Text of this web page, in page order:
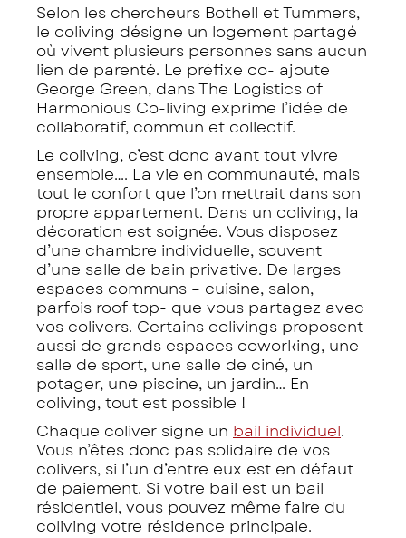
Selon les chercheurs Bothell et Tummers,
le coliving désigne un logement partagé
où vivent plusieurs personnes sans aucun
lien de parenté. Le préfixe co- ajoute
George Green, dansThe Logistics of
Harmonious Co-living exprime l’idée de
collaboratif, commun et collectif.
Le coliving, c’est donc avant tout vivre
ensemble…. La vie en communauté, mais
tout le confort que l’on mettrait dans son
propre appartement. Dans un coliving, la
décoration est soignée. Vous disposez
d’une chambre individuelle, souvent
d’une salle de bain privative. De larges
espaces communs – cuisine, salon,
parfois roof top- que vous partagez avec
vos colivers. Certains colivings proposent
aussi de grands espaces coworking, une
salle de sport, une salle de ciné, un
potager, une piscine, un jardin… En
coliving, tout est possible !
Chaque coliver signe un bail individuel.
Vous n’êtes donc pas solidaire de vos
colivers, si l’un d’entre eux est en défaut
de paiement. Si votre bail est un bail
résidentiel, vous pouvez même faire du
coliving votre résidence principale.